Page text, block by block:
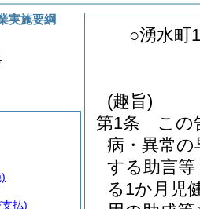
○湧水町
(趣旨)
第1条
この
病・異常の
する助言
る1か月児
実施要綱
払)